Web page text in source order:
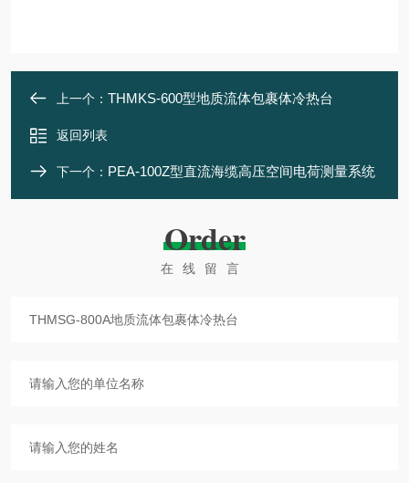
上一个： THMKS-600型地质流体包裹体冷热台
返回列表
下一个： PEA-100Z型直流海缆高压空间电荷测量系统
Order
在线留言